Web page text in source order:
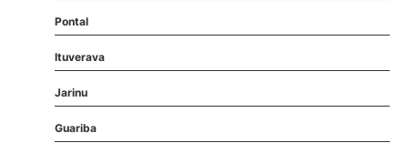
Pontal
Ituverava
Jarinu
Guariba